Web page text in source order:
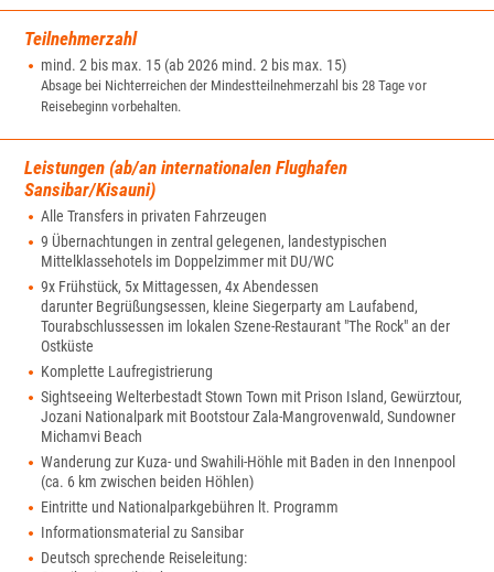
Teilnehmerzahl
mind. 2 bis max. 15 (ab 2026 mind. 2 bis max. 15)
Absage bei Nichterreichen der Mindestteilnehmerzahl bis 28 Tage vor
Reisebeginn vorbehalten.
Leistungen (ab/an internationalen Flughafen
Sansibar/Kisauni)
Alle Transfers in privaten Fahrzeugen
9 Übernachtungen in zentral gelegenen, landestypischen
Mittelklassehotels im Doppelzimmer mit DU/WC
9x Frühstück, 5x Mittagessen, 4x Abendessen
darunter Begrüßungsessen, kleine Siegerparty am Laufabend,
Tourabschlussessen im lokalen Szene-Restaurant "The Rock" an der
Ostküste
Komplette Laufregistrierung
Sightseeing Welterbestadt Stown Town mit Prison Island, Gewürztour,
Jozani Nationalpark mit Bootstour Zala-Mangrovenwald, Sundowner
Michamvi Beach
Wanderung zur Kuza- und Swahili-Höhle mit Baden in den Innenpool
(ca. 6 km zwischen beiden Höhlen)
Eintritte und Nationalparkgebühren lt. Programm
Informationsmaterial zu Sansibar
Deutsch sprechende Reiseleitung: